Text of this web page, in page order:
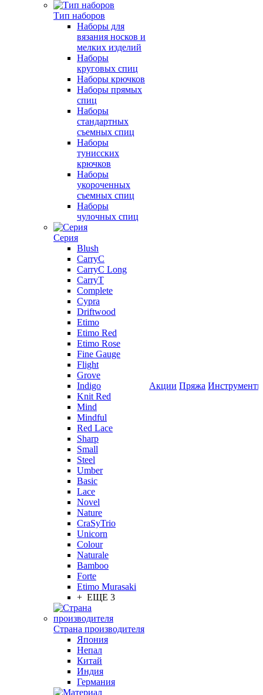
Тип наборов
Наборы для
вязания носков и
мелких изделий
Наборы
круговых спиц
Наборы крючков
Наборы прямых
спиц
Наборы
стандартных
съемных спиц
Наборы
тунисских
крючков
Наборы
укороченных
съемных спиц
Наборы
чулочных спиц
Серия
Blush
CarryC
CarryC Long
CarryT
Complete
Cypra
Driftwood
Etimo
Etimo Red
Etimo Rose
Fine Gauge
Flight
Grove
Indigo
Knit Red
Mind
Mindful
Red Lace
Sharp
Small
Steel
Umber
Basic
Lace
Novel
Nature
CraSyTrio
Unicorn
Colour
Naturale
Bamboo
Forte
Etimo Murasaki
+ ЕЩЕ 3
Страна производителя
Япония
Непал
Китай
Индия
Германия
Акции Пряжа Инструменты